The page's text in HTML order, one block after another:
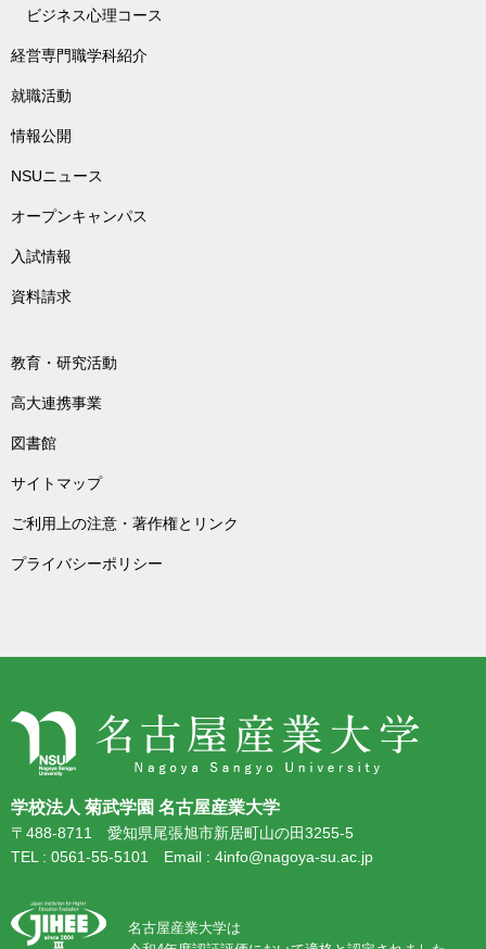
ビジネス心理コース
経営専門職学科紹介
就職活動
情報公開
NSUニュース
オープンキャンパス
入試情報
資料請求
教育・研究活動
高大連携事業
図書館
サイトマップ
ご利用上の注意・著作権とリンク
プライバシーポリシー
学校法人 菊武学園 名古屋産業大学
〒488-8711 愛知県尾張旭市新居町山の田3255-5
TEL : 0561-55-5101 Email : 4info@nagoya-su.ac.jp
名古屋産業大学は